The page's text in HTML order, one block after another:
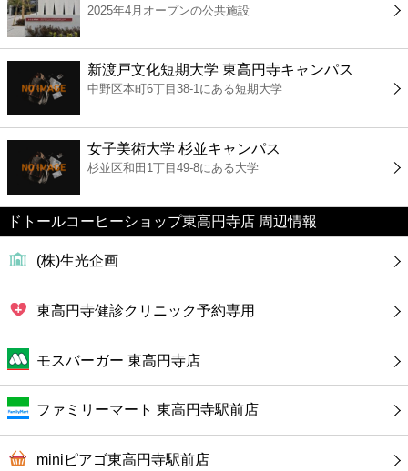
書店
ファミレス
ファーストフード
カフェ
ショッピング
銀行
病院
ホテル
2025年4月オープンの公共施設
新渡戸文化短期大学 東高円寺キャンパス
中野区本町6丁目38-1にある短期大学
女子美術大学 杉並キャンパス
杉並区和田1丁目49-8にある大学
ドトールコーヒーショップ東高円寺店 周辺情報
(株)生光企画
東高円寺健診クリニック予約専用
モスバーガー 東高円寺店
ファミリーマート 東高円寺駅前店
miniピアゴ東高円寺駅前店